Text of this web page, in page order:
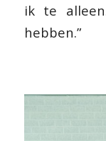
ik te
hebben.”